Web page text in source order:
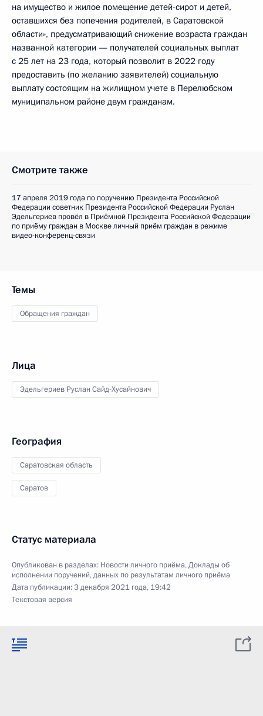
на имущество и жилое помещение детей-сирот и детей,
оставшихся без попечения родителей, в Саратовской
области», предусматривающий снижение возраста граждан
названной категории — получателей социальных выплат
с 25 лет на 23 года, который позволит в 2022 году
предоставить (по желанию заявителей) социальную
выплату состоящим на жилищном учете в Перелюбском
муниципальном районе двум гражданам.
Смотрите также
17 апреля 2019 года по поручению Президента Российской
Федерации советник Президента Российской Федерации Руслан
Эдельгериев провёл в Приёмной Президента Российской Федерации
по приёму граждан в Москве личный приём граждан в режиме
видео-конференц-связи
Темы
Обращения граждан
Лица
Эдельгериев Руслан Сайд-Хусайнович
География
Саратовская область
Саратов
Статус материала
Опубликован в разделах: Новости личного приёма,Доклады об
исполнении поручений, данных по результатам личного приёма
Дата публикации:3 декабря 2021 года, 19:42
Текстовая версия